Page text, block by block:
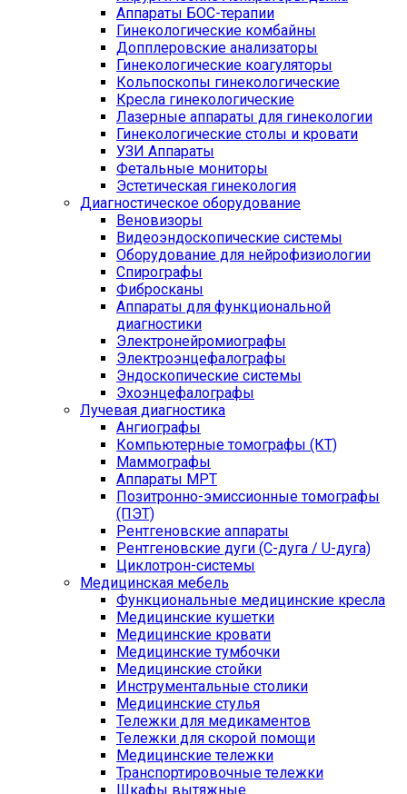
Аппараты БОС-терапии
Гинекологические комбайны
Допплеровские анализаторы
Гинекологические коагуляторы
Кольпоскопы гинекологические
Кресла гинекологические
Лазерные аппараты для гинекологии
Гинекологические столы и кровати
УЗИ Аппараты
Фетальные мониторы
Эстетическая гинекология
Диагностическое оборудование
Веновизоры
Видеоэндоскопические системы
Оборудование для нейрофизиологии
Спирографы
Фибросканы
Аппараты для функциональной
диагностики
Электронейромиографы
Электроэнцефалографы
Эндоскопические системы
Эхоэнцефалографы
Лучевая диагностика
Ангиографы
Компьютерные томографы (КТ)
Маммографы
Аппараты МРТ
Позитронно-эмиссионные томографы
(ПЭТ)
Рентгеновские аппараты
Рентгеновские дуги (С-дуга / U-дуга)
Циклотрон-системы
Медицинская мебель
Функциональные медицинские кресла
Медицинские кушетки
Медицинские кровати
Медицинские тумбочки
Медицинские стойки
Инструментальные столики
Медицинские стулья
Тележки для медикаментов
Тележки для скорой помощи
Медицинские тележки
Транспортировочные тележки
Шкафы вытяжные